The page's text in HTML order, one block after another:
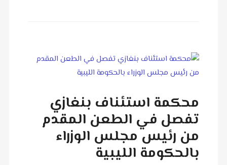
محكمة استئناف بنغازي
تفصل في الطعن المقدم
من رئيس مجلس الوزراء
بالحكومة الليبية